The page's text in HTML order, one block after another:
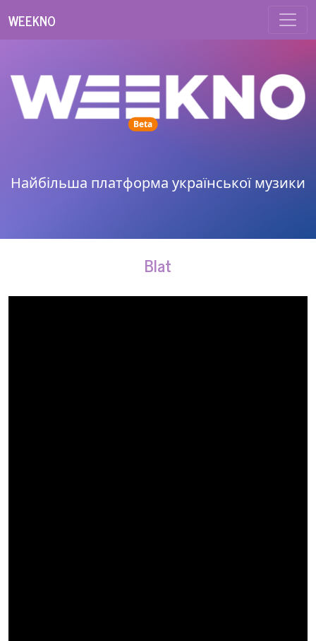
WEEKNO
Betaunread messages
Найбільша платформа української музики
Blat